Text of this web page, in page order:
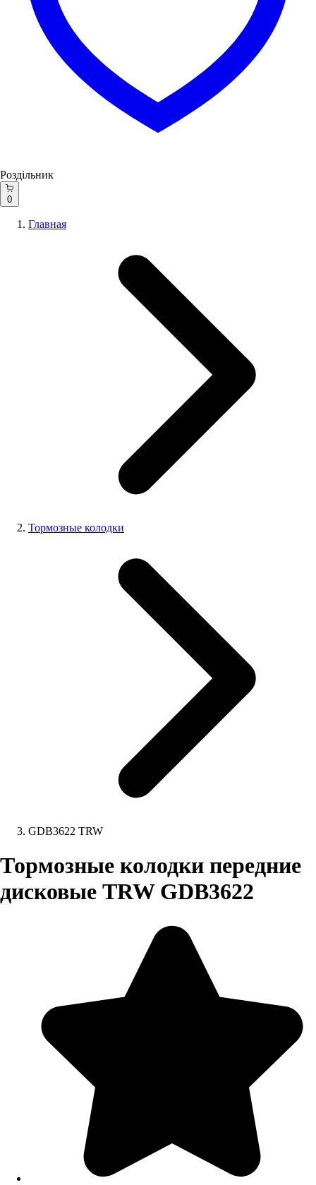
Роздільник
0
Главная
Тормозные колодки
GDB3622 TRW
Тормозные колодки передние
дисковые TRW GDB3622